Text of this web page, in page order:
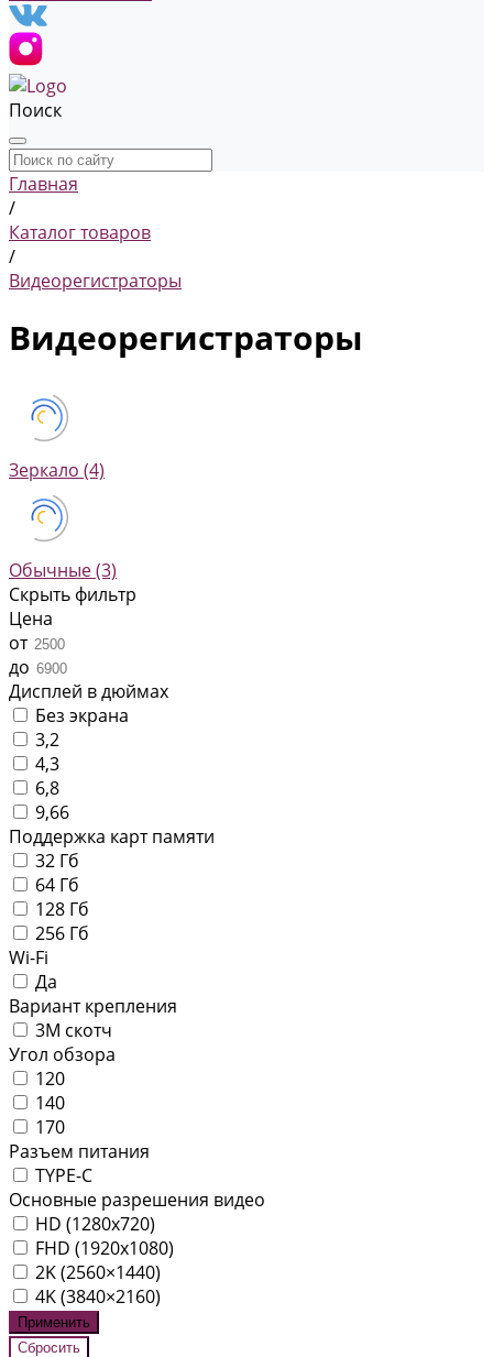
Поиск
Главная
/
Каталог товаров
/
Видеорегистраторы
Видеорегистраторы
Зеркало (4)
Обычные(3)
Скрыть фильтр
Цена
от
до
Дисплей в дюймах
Без экрана
3,2
4,3
6,8
9,66
Поддержка карт памяти
32 Гб
64 Гб
128 Гб
256 Гб
Wi-Fi
Да
Вариант крепления
3М скотч
Угол обзора
120
140
170
Разъем питания
TYPE-C
Основные разрешения видео
HD (1280x720)
FHD (1920x1080)
2K (2560×1440)
4K (3840×2160)